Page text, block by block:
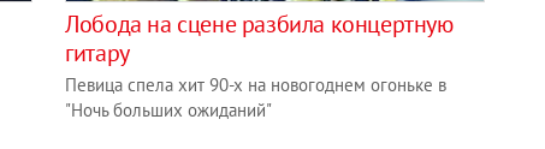
Лобода на сцене разбила концертную
гитару
Певица спела хит 90-х на новогоднем огоньке в
"Ночь больших ожиданий"